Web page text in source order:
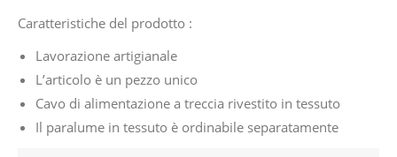
Caratteristiche del prodotto :
Lavorazione artigianale
L’articolo è un pezzo unico
Cavo di alimentazione a treccia rivestito in tessuto
Il paralume in tessuto è ordinabile separatamente